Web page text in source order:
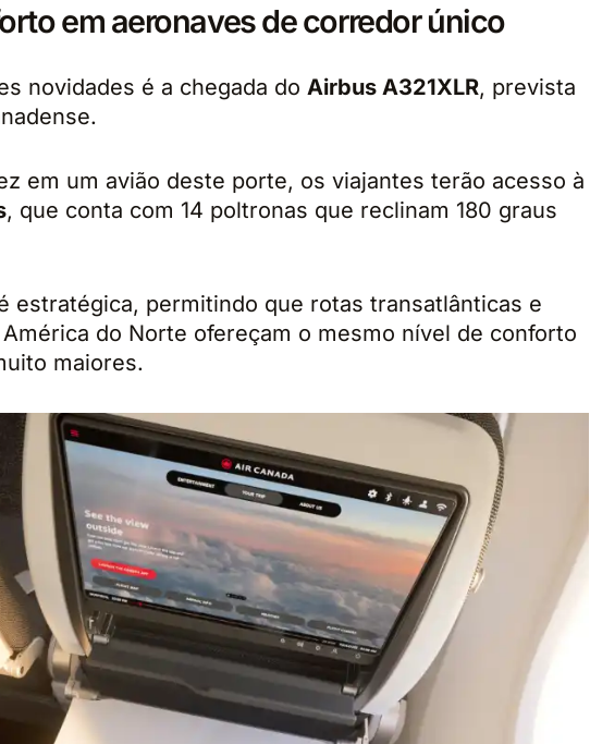
em aeronaves de corredor único
novidades é a chegada do Airbus A321XLR, prevista
em um avião deste porte, os viajantes terão acesso à
, que conta com 14 poltronas que reclinam 180 graus
estratégica, permitindo que rotas transatlânticas e
do Norte ofereçam o mesmo nível de conforto
maiores.